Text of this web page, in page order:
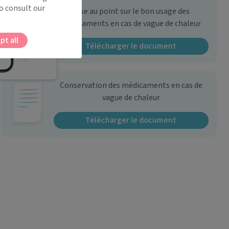
Mise au point sur le bon usage des
médicaments en cas de vague de chaleur
Télécharger le document
Conservation des médicaments en cas de
vague de chaleur
Télécharger le document
consult our
all